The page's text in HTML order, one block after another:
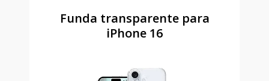
Funda transparente para
iPhone 16